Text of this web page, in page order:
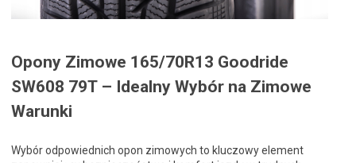
Opony Zimowe 165/70R13 Goodride
SW608 79T – Idealny Wybór na Zimowe
Warunki
Wybór odpowiednich opon zimowych to kluczowy element